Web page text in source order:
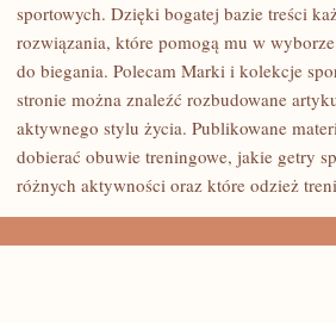
BUTY
SPORTOWE
sportowych. Dzięki bogatej bazie treści
rozwiązania, które pomogą mu w
do biegania. Polecam Marki i kolekcje
stronie można znaleźć rozbudowane
aktywnego stylu życia. Publikowane
dobierać obuwie treningowe, jakie getry
różnych aktywności oraz które odzież